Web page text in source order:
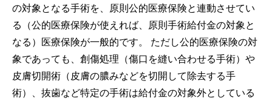
の対象となる手術を、原則公的医療保険と連動させてい
る（公的医療保険が使えれば、原則手術給付金の対象と
なる）医療保険が一般的です。 ただし公的医療保険の対
象であっても、創傷処理（傷口を縫い合わせる手術）や
皮膚切開術（皮膚の膿みなどを切開して除去する手
術）、抜歯など特定の手術は給付金の対象外としている